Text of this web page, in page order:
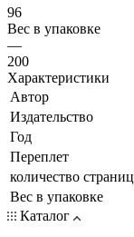
96
Вес в упаковке
—
200
Характеристики
Автор
Издательство
Год
Переплет
количество страниц
Вес в упаковке
Каталог